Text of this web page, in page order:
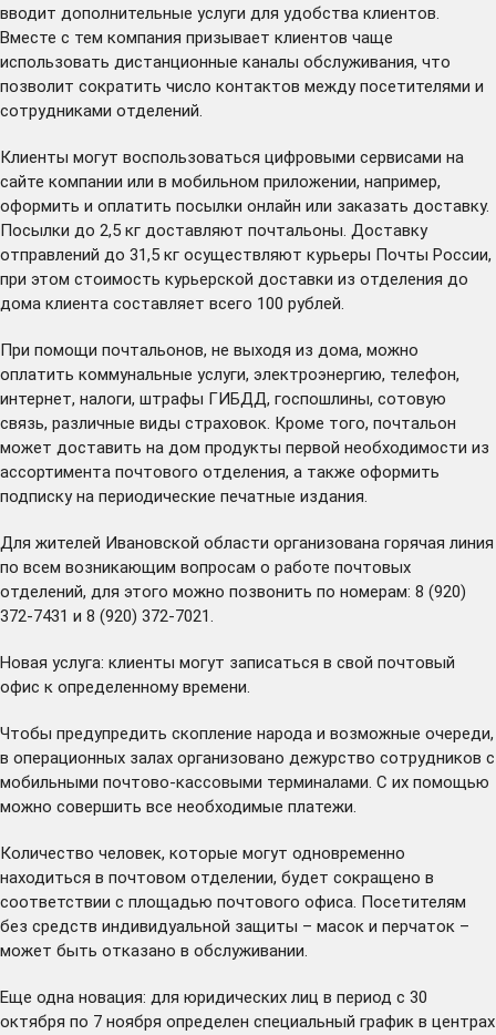
вводит дополнительные услуги для удобства клиентов.
Вместе с тем компания призывает клиентов чаще
использовать дистанционные каналы обслуживания, что
позволит сократить число контактов между посетителями и
сотрудниками отделений.
Клиенты могут воспользоваться цифровыми сервисами на
сайте компании или в мобильном приложении, например,
оформить и оплатить посылки онлайн или заказать доставку.
Посылки до 2,5 кг доставляют почтальоны. Доставку
отправлений до 31,5 кг осуществляют курьеры Почты России,
при этом стоимость курьерской доставки из отделения до
дома клиента составляет всего 100 рублей.
При помощи почтальонов, не выходя из дома, можно
оплатить коммунальные услуги, электроэнергию, телефон,
интернет, налоги, штрафы ГИБДД, госпошлины, сотовую
связь, различные виды страховок. Кроме того, почтальон
может доставить на дом продукты первой необходимости из
ассортимента почтового отделения, а также оформить
подписку на периодические печатные издания.
Для жителей Ивановской области организована горячая линия
по всем возникающим вопросам о работе почтовых
отделений, для этого можно позвонить по номерам: 8 (920)
372-7431 и 8 (920) 372-7021.
Новая услуга: клиенты могут записаться в свой почтовый
офис к определенному времени.
Чтобы предупредить скопление народа и возможные очереди,
в операционных залах организовано дежурство сотрудников с
мобильными почтово-кассовыми терминалами. С их помощью
можно совершить все необходимые платежи.
Количество человек, которые могут одновременно
находиться в почтовом отделении, будет сокращено в
соответствии с площадью почтового офиса. Посетителям
без средств индивидуальной защиты – масок и перчаток –
может быть отказано в обслуживании.
Еще одна новация: для юридических лиц в период с 30
октября по 7 ноября определен специальный график в центрах